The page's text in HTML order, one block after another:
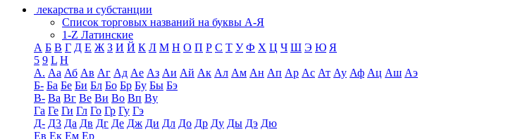
лекарства и субстанции
Список торговых названий на буквы А-Я
1-Z Латинские
А Б В Г Д Е Ж З И Й К Л М Н О П Р С Т У Ф Х Ц Ч Ш Э Ю Я
5 9 L H
А. Аа Аб Ав Аг Ад Ае Аз Аи Ай Ак Ал Ам Ан Ап Ар Ас Ат Ау Аф Ац Аш Аэ
Б- Ба Бе Би Бл Бо Бр Бу Бы Бэ
В- Ва Вг Ве Ви Во Вп Ву
Га Ге Ги Гл Го Гр Гу Гэ
Д- Д3 Да Дв Дг Де Дж Ди Дл До Др Ду Ды Дэ Дю
Ев Ек Ем Ер